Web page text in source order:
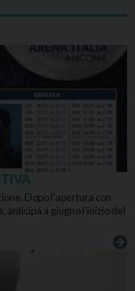
Dopo l’apertura con
anticipa a giugno l’inizio del